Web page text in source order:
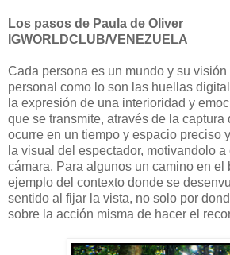
Los pasos de Paula de Oliver
IGWORLDCLUB/VENEZUELA
Cada persona es un mundo y su
personal como lo son las huellas
la expresión de una interioridad y
que se transmite, através de la captura
ocurre en un tiempo y espacio preciso
la visual del espectador, motivandolo
cámara. Para algunos un camino en el
ejemplo del contexto donde se
sentido al fijar la vista, no solo por
sobre la acción misma de hacer el